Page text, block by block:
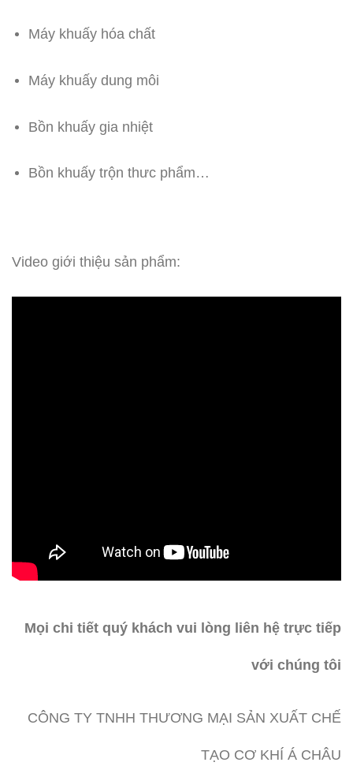
Máy khuấy hóa chất
Máy khuấy dung môi
Bồn khuấy gia nhiệt
Bồn khuấy trộn thưc phẩm…
Video giới thiệu sản phẩm:
Mọi chi tiết quý khách vui lòng liên hệ trực tiếp
với chúng tôi
CÔNG TY TNHH THƯƠNG MẠI SẢN XUẤT CHẾ
TẠO CƠ KHÍ Á CHÂU